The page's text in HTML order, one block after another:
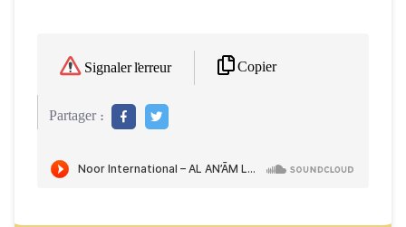
Signaler l'erreur Copier
Partager :